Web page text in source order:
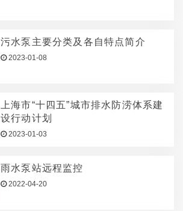
污水泵主要分类及各自特点简介
2023-01-08
上海市“十四五”城市排水防涝体系建
设行动计划
2023-01-03
雨水泵站远程监控
2022-04-20